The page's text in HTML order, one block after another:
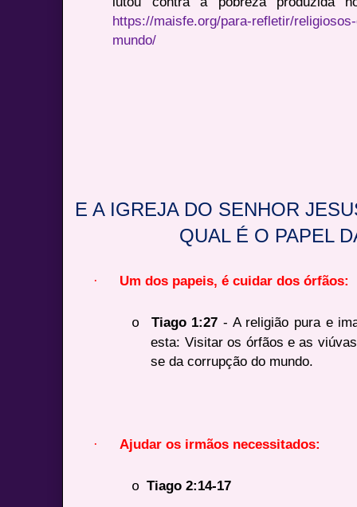
https://maisfe.org/para-refletir/
mundo/
E A IGREJA DO SENHOR
QUAL É O PAPEL
· Um dos papeis, é cuidar dos órfãos:
o Tiago 1:27 - A religião pura e
esta: Visitar os órfãos e as
se da corrupção do mundo.
· Ajudar os irmãos necessitados:
o Tiago 2:14-17